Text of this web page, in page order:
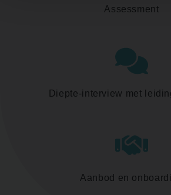
Assessment
Diepte-interview met
Aanbod en